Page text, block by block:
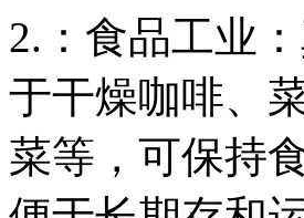
2.：食品工业
于干燥咖啡、
菜等，可保持